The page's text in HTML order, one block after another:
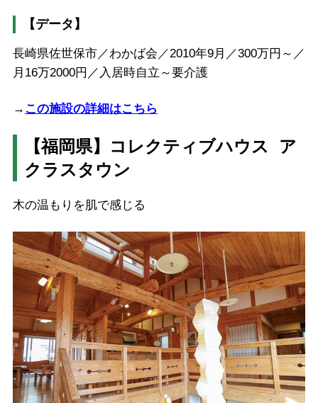
【データ】
長崎県佐世保市／わかば会／2010年9月／300万円～／
月16万2000円／入居時自立～要介護
→ この施設の詳細はこちら
【福岡県】コレクティブハウス ア
クラスタウン
木の温もりを肌で感じる